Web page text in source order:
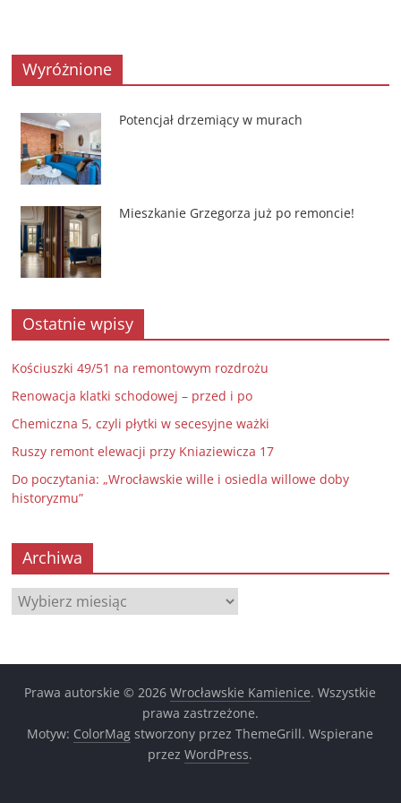
Wyróżnione
Potencjał drzemiący w murach
Mieszkanie Grzegorza już po remoncie!
Ostatnie wpisy
Kościuszki 49/51 na remontowym rozdrożu
Renowacja klatki schodowej – przed i po
Chemiczna 5, czyli płytki w secesyjne ważki
Ruszy remont elewacji przy Kniaziewicza 17
Do poczytania: „Wrocławskie wille i osiedla willowe doby
historyzmu”
Archiwa
Archiwa
Prawa autorskie © 2026Wrocławskie Kamienice. Wszystkie
prawa zastrzeżone.
Motyw: ColorMag stworzony przez ThemeGrill. Wspierane
przezWordPress.